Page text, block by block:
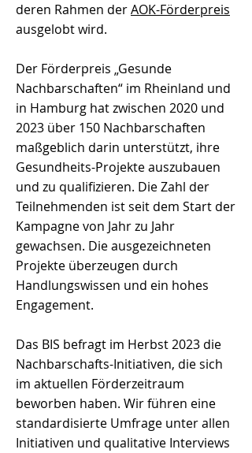
deren Rahmen derAOK-Förderpreis
ausgelobt wird.
Der Förderpreis „Gesunde
Nachbarschaften“ im Rheinland und
in Hamburg hat zwischen 2020 und
2023 über 150 Nachbarschaften
maßgeblich darin unterstützt, ihre
Gesundheits-Projekte auszubauen
und zu qualifizieren. Die Zahl der
Teilnehmenden ist seit dem Start der
Kampagne von Jahr zu Jahr
gewachsen. Die ausgezeichneten
Projekte überzeugen durch
Handlungswissen und ein hohes
Engagement.
Das BIS befragt im Herbst 2023 die
Nachbarschafts-Initiativen, die sich
im aktuellen Förderzeitraum
beworben haben. Wir führen eine
standardisierte Umfrage unter allen
Initiativen und qualitative Interviews